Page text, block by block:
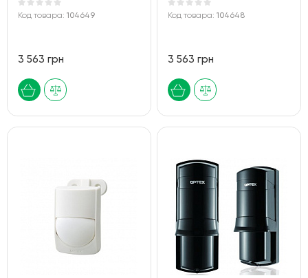
Код товара: 104649
3 563 грн
Код товара:104648
3 563 грн